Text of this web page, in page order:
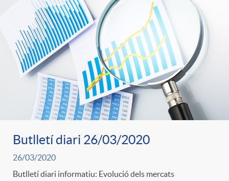
Butlletí diari 26/03/2020
26/03/2020
Butlletí diari informatiu: Evolució dels mercats